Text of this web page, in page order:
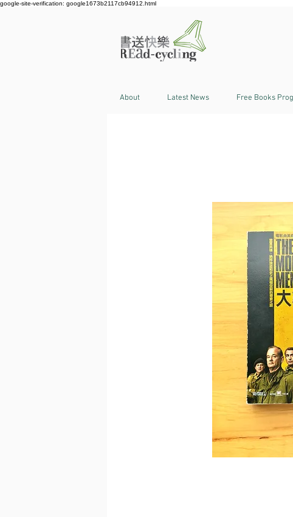
google-site-verification: google1673b2117cb94912.html
About Latest News Free Books